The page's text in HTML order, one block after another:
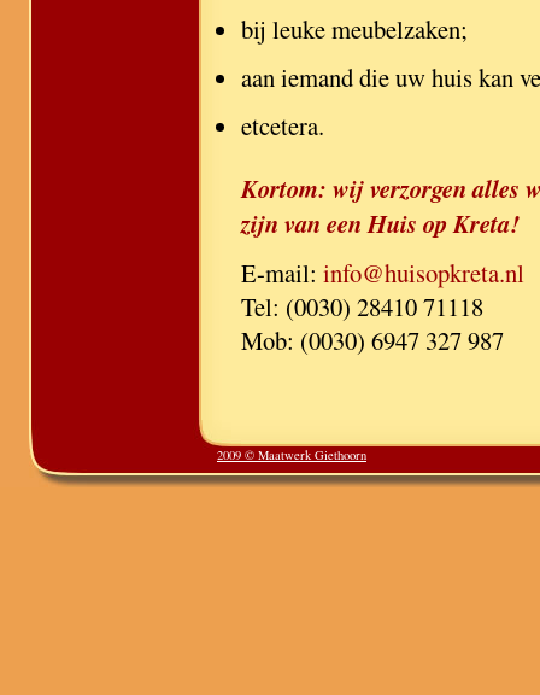
bij leuke meubelzaken;
aan iemand die uw huis kan
etcetera.
Kortom: wij verzorgen alles
zijn van een Huis op Kreta!
E-mail: info@huisopkreta.nl
Tel: (0030) 28410 71118
Mob: (0030) 6947 327 987
2009 © Maatwerk Giethoorn